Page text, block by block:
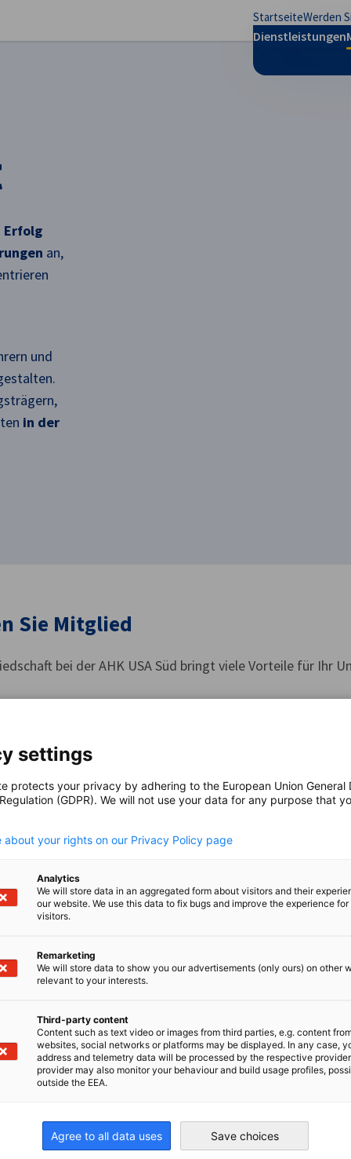
StartseiteWerden
Dienstleistungen
Erfolg
an,
und
in der
Sie Mitglied
bei der AHK USA Süd bringt viele Vorteile für Ihr
Partners
Dominieren. Steigen Sie auf in die oberste Liga
Partner, der höchsten Mitgliedsstufe in unserem
Spotlight
unsere Mitglieder im Fokus. Erzählen Sie der Welt, was
settings
protects your privacy by adhering to the European Union General
(GDPR). We will not use your data for any purpose that
about your rights on our Privacy Policy page
Analytics
We will store data in an aggregated form about visitors and their
our website. We use this data to fix bugs and improve the experience for
visitors.
Remarketing
We will store data to show you our advertisements (only ours) on other
relevant to your interests.
Third-party content
Content such as text video or images from third parties, e.g. content
websites, social networks or platforms may be displayed. In any case,
address and telemetry data will be processed by the respective
provider may also monitor your behaviour and build usage profiles,
outside the EEA.
Agree to all data uses Save choices